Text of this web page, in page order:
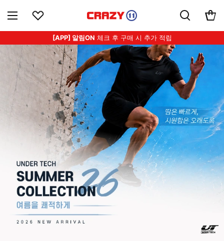
[APP] 알림ON 체크 후 구매 시 추가 적립